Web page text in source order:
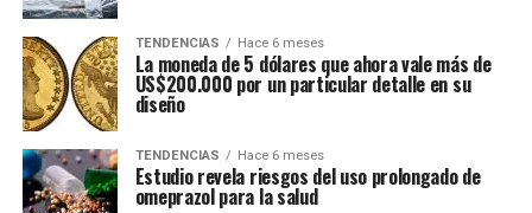
TENDENCIAS Hace 6 meses
La moneda de 5 dólares que ahora vale más de
US$200.000 por un particular detalle en su
diseño
TENDENCIAS Hace 6 meses
Estudio revela riesgos del uso prolongado de
omeprazol para la salud